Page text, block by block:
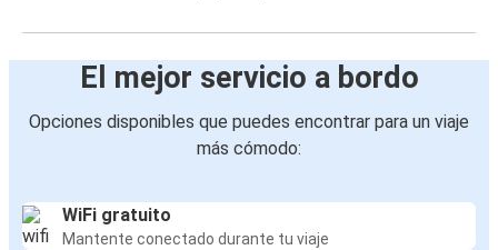
Oporto
Faro
Albufeira
Oporto
El mejor servicio a bordo
Opciones disponibles que puedes encontrar para un viaje
más cómodo:
WiFi gratuito
Mantente conectado durante tu viaje